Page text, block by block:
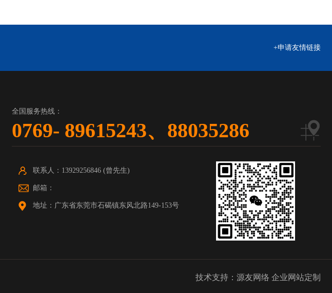
+申请友情链接
全国服务热线：
0769- 89615243、88035286
联系人：13929256846 (曾先生)
邮箱：
地址：广东省东莞市石碣镇东风北路149-153号
技术支持： 源友网络 企业网站定制